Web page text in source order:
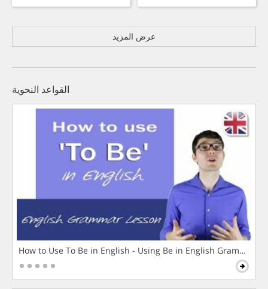
عرض المزيد
القواعد النحوية
How to Use To Be in English - Using Be in English Grammar